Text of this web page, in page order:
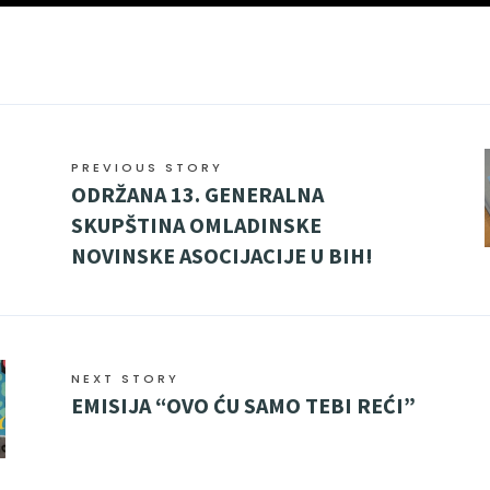
PREVIOUS STORY
ODRŽANA 13. GENERALNA
SKUPŠTINA OMLADINSKE
NOVINSKE ASOCIJACIJE U BIH!
NEXT STORY
EMISIJA “OVO ĆU SAMO TEBI REĆI”